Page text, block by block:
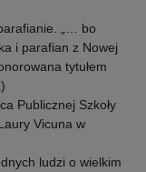
„… bo
i parafian z Nowej
tytułem
Publicznej Szkoły
Vicuna w
ludzi o wielkim